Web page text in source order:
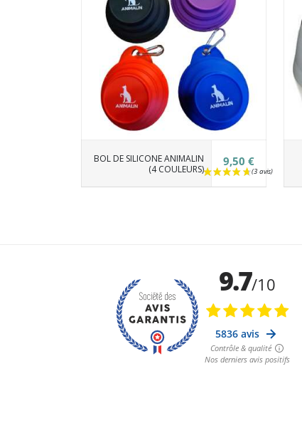
BOL DE SILICONE ANIMALIN
(4 COULEURS)
9,50 €